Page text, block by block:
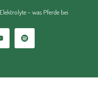
– was Pferde bei